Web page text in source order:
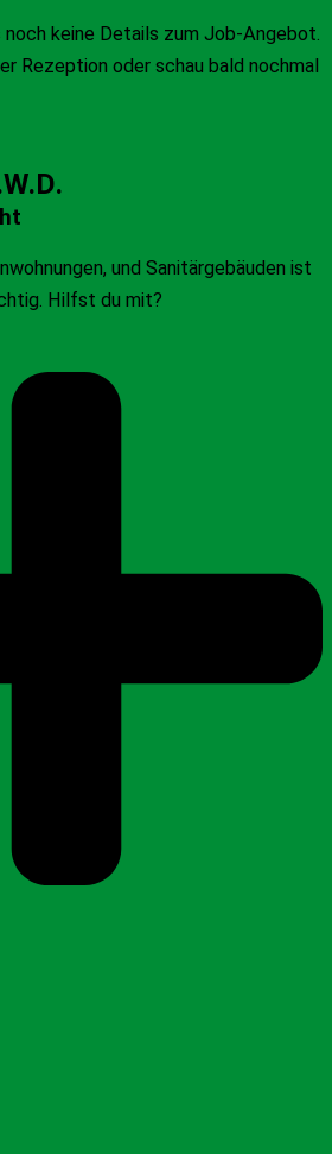
noch keine Details zum Job-Angebot.
Rezeption oder schau bald nochmal
und Sanitärgebäuden ist
Hilfst du mit?